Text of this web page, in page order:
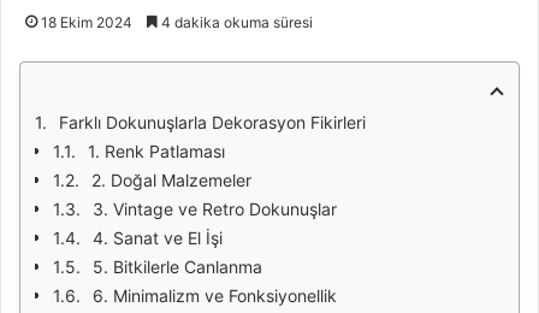
18 Ekim 2024 4 dakika okuma süresi
Farklı Dokunuşlarla Dekorasyon Fikirleri
1. Renk Patlaması
2. Doğal Malzemeler
3. Vintage ve Retro Dokunuşlar
4. Sanat ve El İşi
5. Bitkilerle Canlanma
6. Minimalizm ve Fonksiyonellik